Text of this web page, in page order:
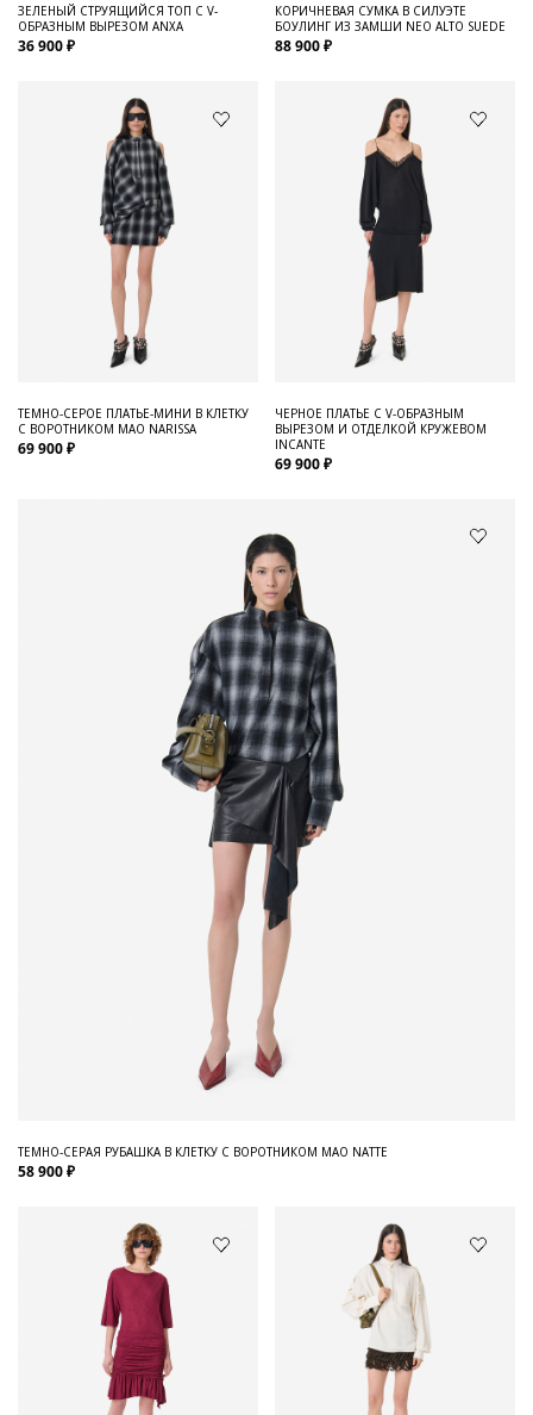
ЗЕЛЕНЫЙ СТРУЯЩИЙСЯ ТОП С V-
ОБРАЗНЫМ ВЫРЕЗОМ ANXA
36 900 ₽
КОРИЧНЕВАЯ СУМКА В СИЛУЭТЕ
БОУЛИНГ ИЗ ЗАМШИ NEO ALTO SUEDE
88 900 ₽
ТЕМНО-СЕРОЕ ПЛАТЬЕ-МИНИ В КЛЕТКУ
С ВОРОТНИКОМ МАО NARISSA
69 900 ₽
ЧЕРНОЕ ПЛАТЬЕ С V-ОБРАЗНЫМ
ВЫРЕЗОМ И ОТДЕЛКОЙ КРУЖЕВОМ
INCANTE
69 900 ₽
ТЕМНО-СЕРАЯ РУБАШКА В КЛЕТКУ С ВОРОТНИКОМ МАО NATTE
58 900 ₽